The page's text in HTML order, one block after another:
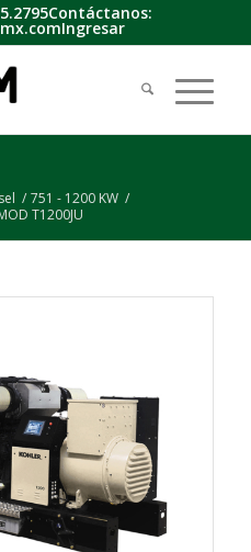
Contáctanos:
Ingresar
/ 751 - 1200 KW /
T1200JU